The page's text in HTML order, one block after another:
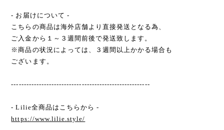
- お届けについて -
こちらの商品は海外店舗より直接発送となる為、
ご入金から１～３週間前後で発送致します。
※商品の状況によっては、３週間以上かかる場合も
ございます。
-------------------------------------------------------
- Lilie全商品はこちらから -
https://www.lilie.style/